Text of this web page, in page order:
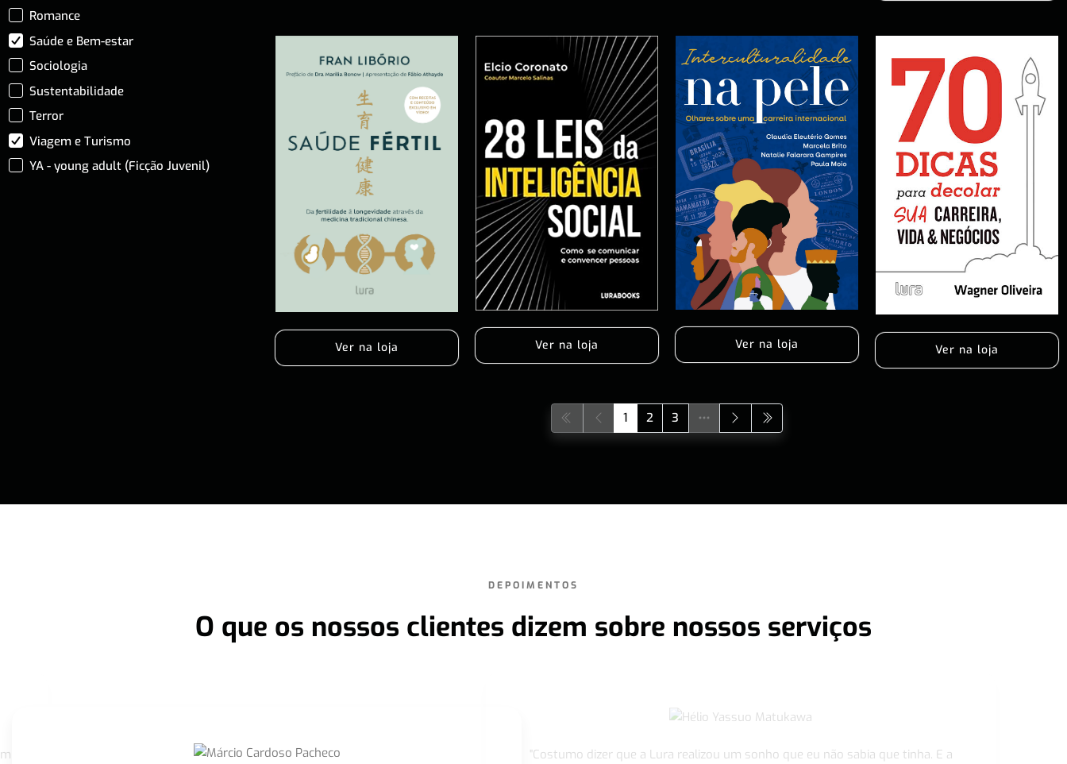
Romance
Saúde e Bem-estar
Sociologia
Sustentabilidade
Terror
Viagem e Turismo
YA - young adult (Ficção Juvenil)
Ver na loja Ver na loja Ver na loja Ver na loja
1 2 3
DEPOIMENTOS
O que os nossos clientes dizem sobre nossos serviços
"Costumo dizer que a Lura realizou um sonho que eu não sabia que tinha. E a